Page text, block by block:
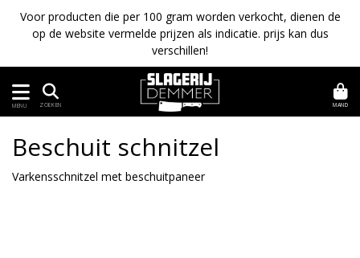
Voor producten die per 100 gram worden verkocht, dienen de
op de website vermelde prijzen als indicatie. prijs kan dus
verschillen!
MENU ZOEKEN MAND
Beschuit schnitzel
Varkensschnitzel met beschuitpaneer